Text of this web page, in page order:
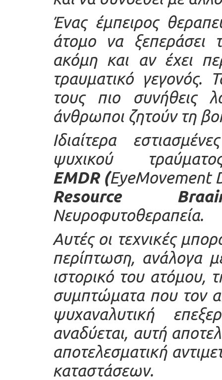
Ένας έμπειρος
άτομο να ξεπεράσει
ακόμη και αν έχει
τραυματικό γεγονός.
τους πιο συνήθεις
άνθρωποι ζητούν τη
Ιδιαίτερα
ψυχικού
EMDR (EyeMovement
Resource
Νευροφυτοθεραπεία.
Αυτές οι τεχνικές
περίπτωση, ανάλογα
ιστορικό του ατόμου,
συμπτώματα που τον
ψυχαναλυτική
αναδύεται, αυτή
αποτελεσματική
καταστάσεων.